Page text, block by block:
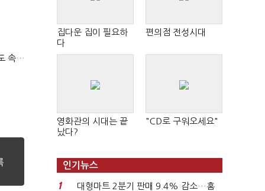
티빙 첫 분기 흑자…"2031년까지 KBO 독점, 웨이브 합병도 속도"
집다운 집이 필요하
다
편의점 전성시대
영화관의 시대는 끝
났다?
"CD로 구워오세요"
인기뉴스
1
대형마트 2분기 판매 9.4% 감소…홈